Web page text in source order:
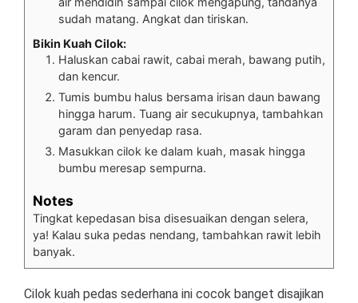
sudah matang. Angkat dan tiriskan.
Bikin Kuah Cilok:
Haluskan cabai rawit, cabai merah, bawang putih,
dan kencur.
Tumis bumbu halus bersama irisan daun bawang
hingga harum. Tuang air secukupnya, tambahkan
garam dan penyedap rasa.
Masukkan cilok ke dalam kuah, masak hingga
bumbu meresap sempurna.
Notes
Tingkat kepedasan bisa disesuaikan dengan selera,
ya! Kalau suka pedas nendang, tambahkan rawit lebih
banyak.
Cilok kuah pedas sederhana ini cocok banget disajikan